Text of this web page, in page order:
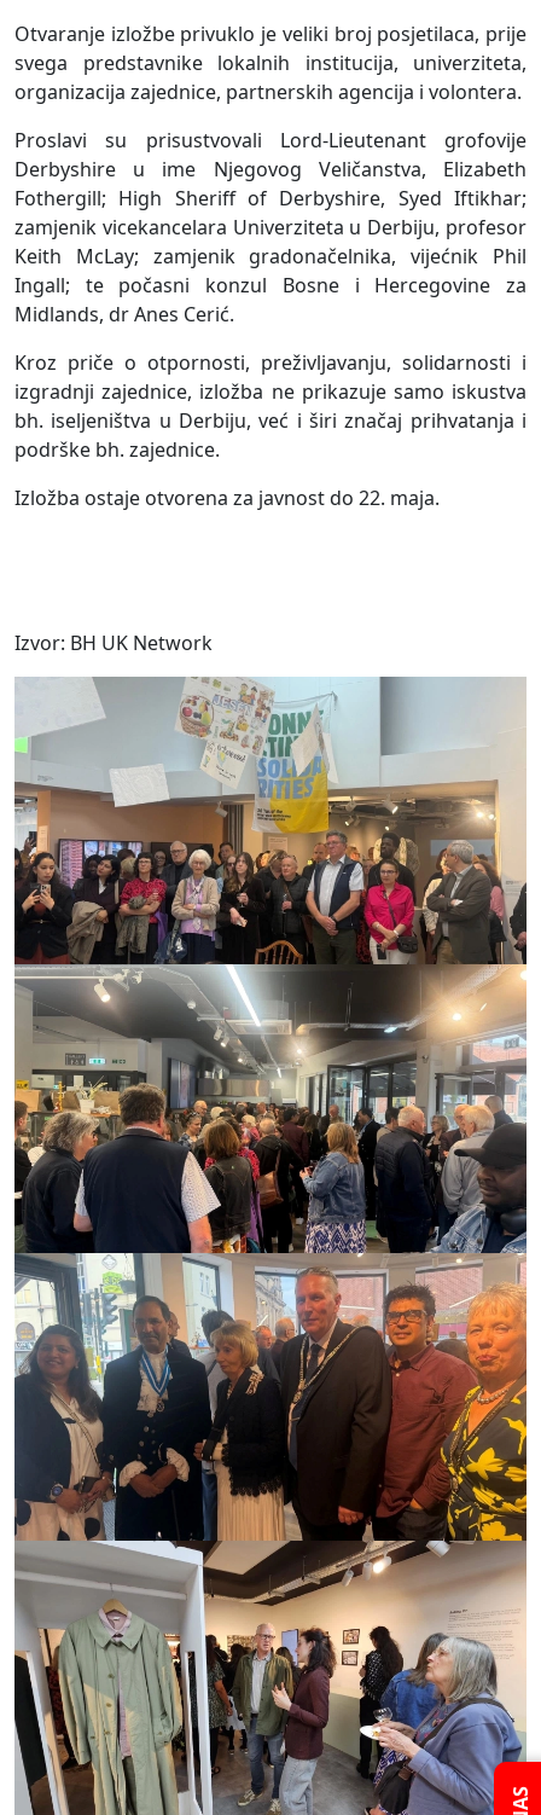
Otvaranje izložbe privuklo je veliki broj posjetilaca, prije
svega predstavnike lokalnih institucija, univerziteta,
organizacija zajednice, partnerskih agencija i volontera.
Proslavi su prisustvovali Lord-Lieutenant grofovije
Derbyshire u ime Njegovog Veličanstva, Elizabeth
Fothergill; High Sheriff of Derbyshire, Syed Iftikhar;
zamjenik vicekancelara Univerziteta u Derbiju, profesor
Keith McLay; zamjenik gradonačelnika, vijećnik Phil
Ingall; te počasni konzul Bosne i Hercegovine za
Midlands, dr Anes Cerić.
Kroz priče o otpornosti, preživljavanju, solidarnosti i
izgradnji zajednice, izložba ne prikazuje samo iskustva
bh. iseljeništva u Derbiju, već i širi značaj prihvatanja i
podrške bh. zajednice.
Izložba ostaje otvorena za javnost do 22. maja.
Izvor: BH UK Network